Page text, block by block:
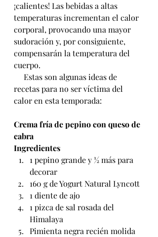
¡calientes! Las bebidas a altas
temperaturas incrementan el calor
corporal, provocando una mayor
sudoración y, por consiguiente,
compensarán la temperatura del
cuerpo.
Estas son algunas ideas de
recetas para no ser víctima del
calor en esta temporada:
Crema fría de pepino con queso de
cabra
Ingredientes
1 pepino grande y ½ más para
decorar
160 g de Yogurt Natural Lyncott
1 diente de ajo
1 pizca de sal rosada del
Himalaya
Pimienta negra recién molida